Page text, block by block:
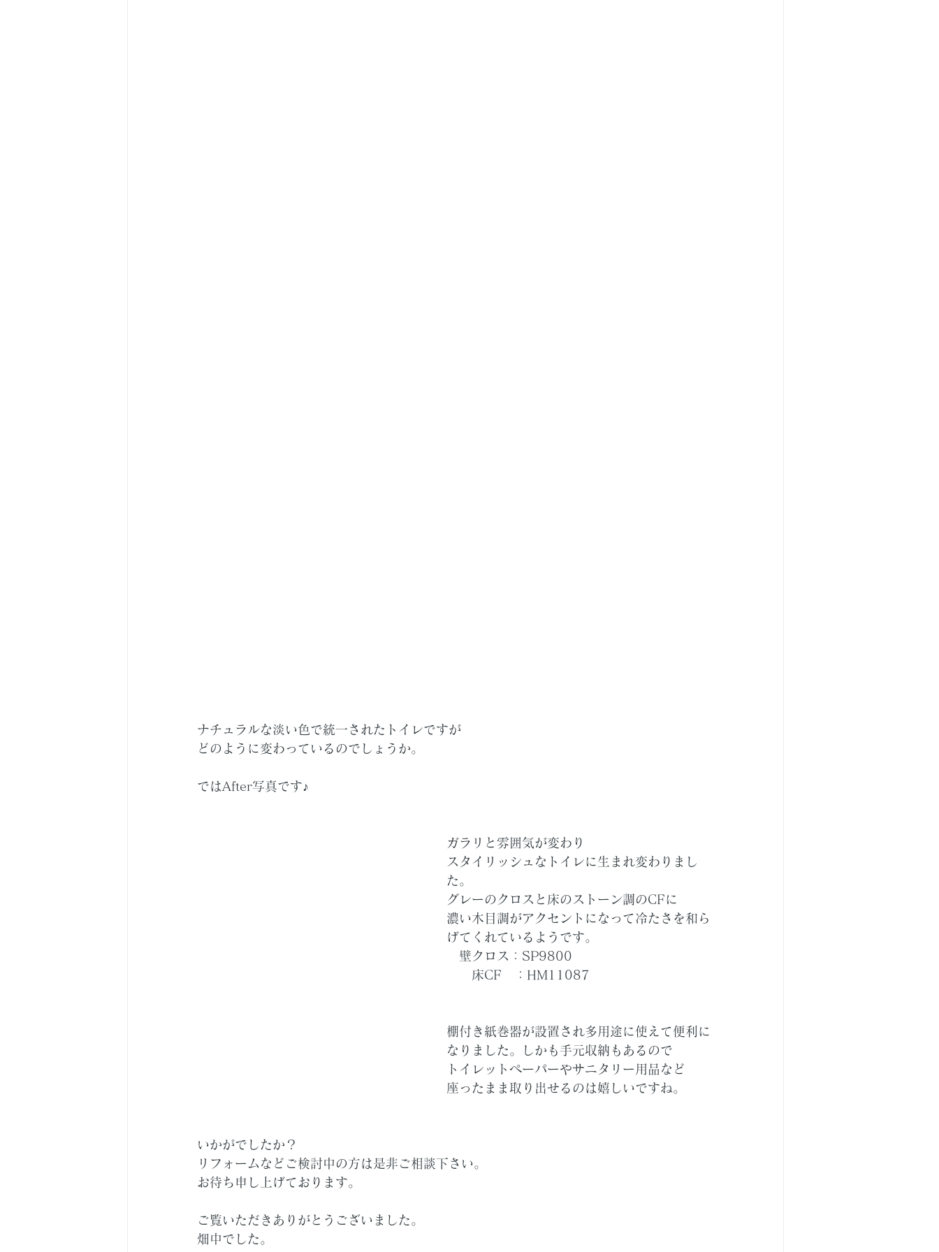
ナチュラルな淡い色で統一されたトイレですが
どのように変わっているのでしょうか。
ではAfter写真です♪
ガラリと雰囲気が変わり
スタイリッシュなトイレに生まれ変わりまし
た。
グレーのクロスと床のストーン調のCFに
濃い木目調がアクセントになって冷たさを和ら
げてくれているようです。
壁クロス：SP9800
床CF　：HM11087
棚付き紙巻器が設置され多用途に使えて便利に
なりました。しかも手元収納もあるので
トイレットペーパーやサニタリー用品など
座ったまま取り出せるのは嬉しいですね。
いかがでしたか？
リフォームなどご検討中の方は是非ご相談下さい。
お待ち申し上げております。
ご覧いただきありがとうございました。
畑中でした。